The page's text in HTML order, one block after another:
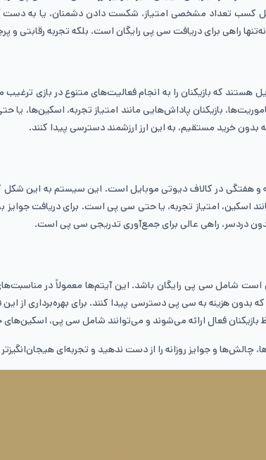
کسب تعداد مشخصی امتیاز، شکست دادن دشمنان، یا به دست
راهی برای دریافت سی پی رایگان است، بلکه تجربه رقابتی و
هستند که بازیکنان را به انجام فعالیت‌های متنوع در بازی
بازیکنان پاداش‌هایی مانند امتیاز تجربه،
خرید مستقیم، به این ارز ارزشمند دسترسی پیدا کنند.
و هفتگی در کالاف دیوتی موبایل است. این سیستم به این شکل
اسکین، امتیاز تجربه، یا حتی سی پی است. برای دریافت
دردسر، راهی عالی برای جمع‌آوری تدریجی سی پی است.
است شامل سی پی رایگان باشد. این آیتم‌ها معمولاً در
بدون هزینه به سی پی دسترسی پیدا کنند. برای بهره‌برداری از
فعال ارائه می‌شوند و می‌توانند شامل سی پی، اسکین‌های
و جوایز روزانه را از دست ندهید و تجربه‌ای